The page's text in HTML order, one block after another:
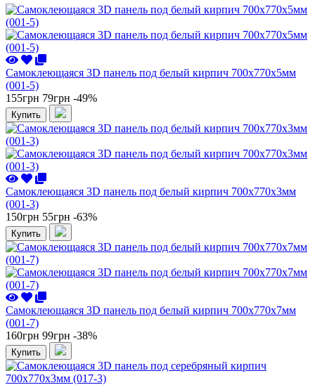
Самоклеющаяся 3D панель под белый кирпич 700x770x5мм
(001-5)
155грн 79грн -49%
Купить
Самоклеющаяся 3D панель под белый кирпич 700x770x3мм
(001-3)
150грн 55грн -63%
Купить
Самоклеющаяся 3D панель под белый кирпич 700x770x7мм
(001-7)
160грн 99грн -38%
Купить